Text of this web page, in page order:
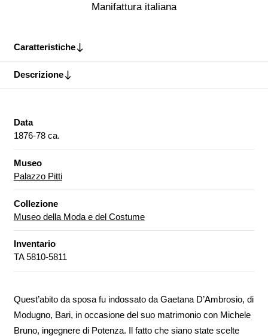
Manifattura italiana
Caratteristiche
Descrizione
Data
1876-78 ca.
Museo
Palazzo Pitti
Collezione
Museo della Moda e del Costume
Inventario
TA 5810-5811
Quest’abito da sposa fu indossato da Gaetana D’Ambrosio, di
Modugno, Bari, in occasione del suo matrimonio con Michele
Bruno, ingegnere di Potenza. Il fatto che siano state scelte